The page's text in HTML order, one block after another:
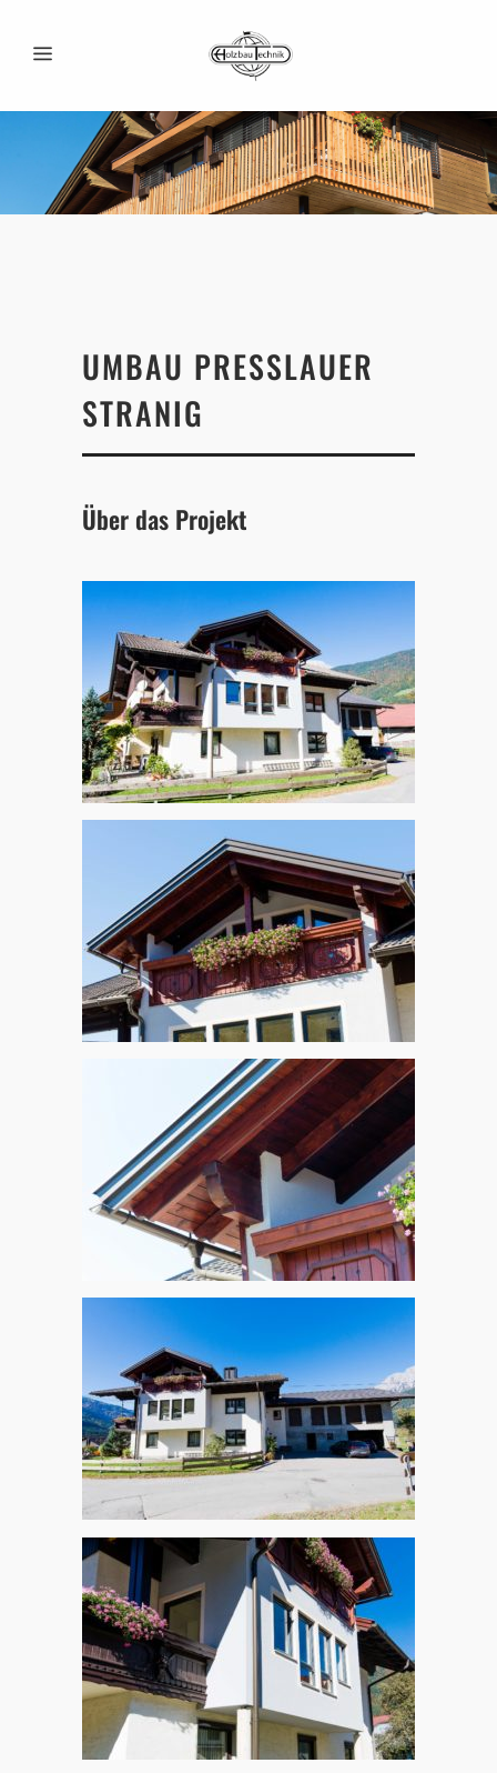
UMBAU PRESSLAUER
STRANIG
Über das Projekt